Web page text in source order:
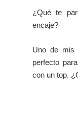
¿Qué te
encaje?
Uno de mis
perfecto
con un top.